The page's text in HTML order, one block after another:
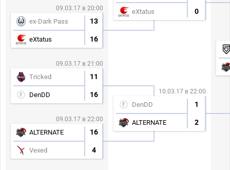
09.03.17 в 20:00
ex-Dark Pass 13
eXtatus 16
09.03.17 в 21:00
Tricked 11
DenDD 16
09.03.17 в 22:00
ALTERNATE 16
Vexed 4
eXtatus 0
10.03.17 в 22:00
DenDD 1
ALTERNATE 2